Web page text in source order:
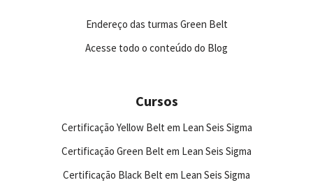
Endereço das turmas Green Belt
Acesse todo o conteúdo do Blog
Cursos
Certificação Yellow Belt em Lean Seis Sigma
Certificação Green Belt em Lean Seis Sigma
Certificação Black Belt em Lean Seis Sigma